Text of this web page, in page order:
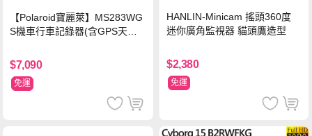
【Polaroid寶麗萊】MS283WG
S機車行車記錄器(含GPS天線)-
新小蜂鷹)
$7,090
免運
HANLIN-Minicam 搖頭360度
迷你廣角監視器 貓頭鷹造型
$2,380
免運